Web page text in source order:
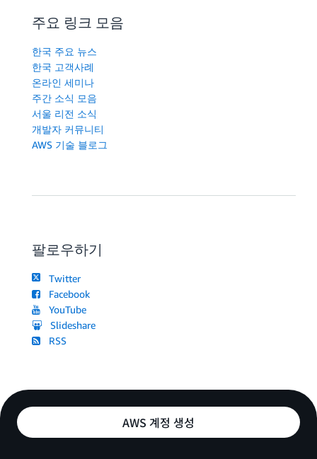
주요 링크 모음
한국 주요 뉴스
한국 고객사례
온라인 세미나
주간 소식 모음
서울 리전 소식
개발자 커뮤니티
AWS 기술 블로그
팔로우하기
Twitter
Facebook
YouTube
Slideshare
RSS
AWS 계정 생성